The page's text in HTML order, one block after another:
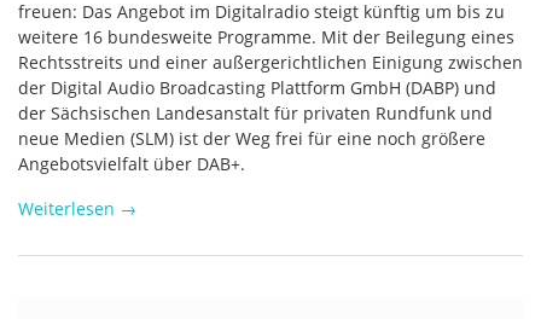
freuen: Das Angebot im Digitalradio steigt künftig um bis zu
weitere 16 bundesweite Programme. Mit der Beilegung eines
Rechtsstreits und einer außergerichtlichen Einigung zwischen
der Digital Audio Broadcasting Plattform GmbH (DABP) und
der Sächsischen Landesanstalt für privaten Rundfunk und
neue Medien (SLM) ist der Weg frei für eine noch größere
Angebotsvielfalt über DAB+.
Weiterlesen →